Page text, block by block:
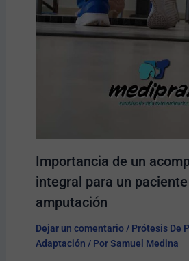
Importancia de un
integral para un
amputación
Dejar un comentario / Prótesis De
Adaptación / PorSamuel Medina